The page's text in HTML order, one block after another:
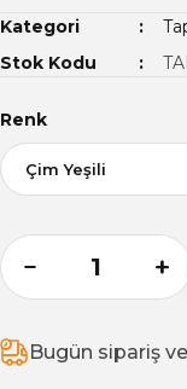
Kategori
Stok Kodu
Renk
Bugün sipariş